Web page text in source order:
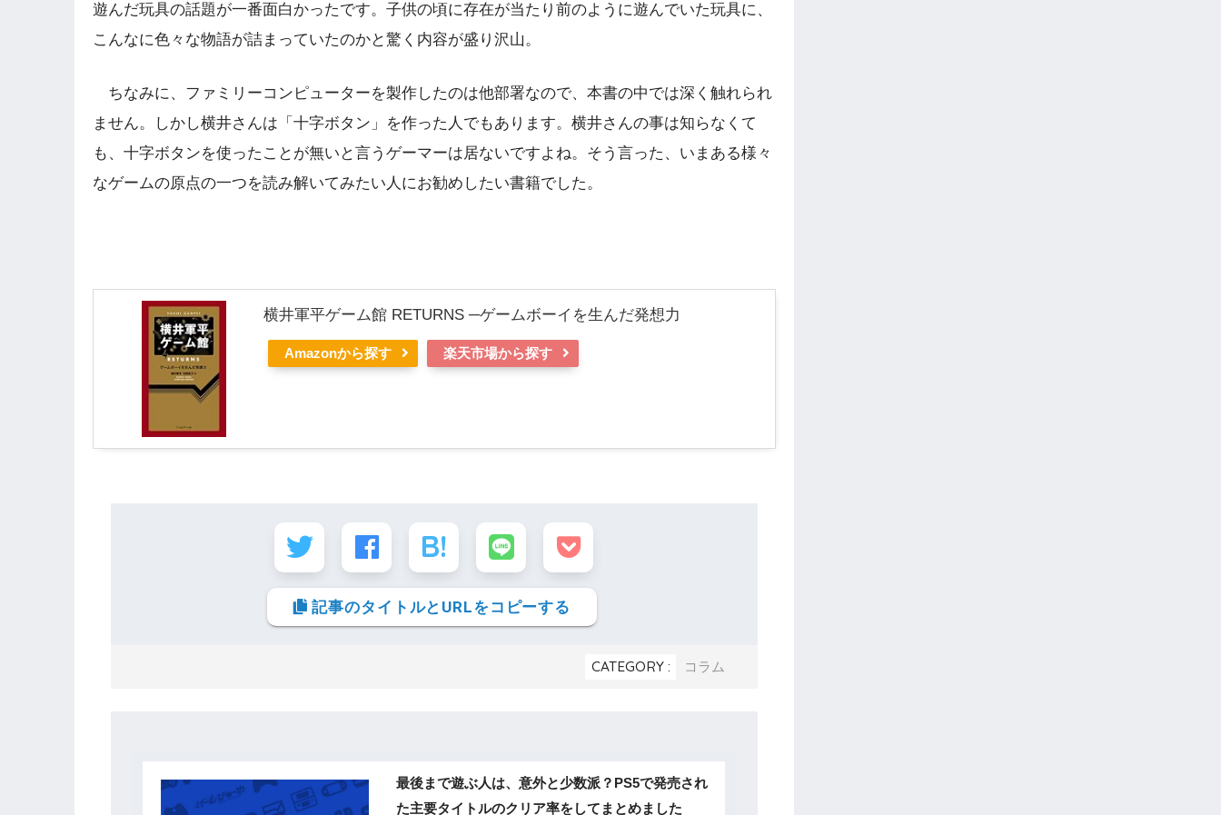
遊んだ玩具の話題が一番面白かったです。子供の頃に存在が当たり前のように遊んでいた玩具に、
こんなに色々な物語が詰まっていたのかと驚く内容が盛り沢山。
ちなみに、ファミリーコンピューターを製作したのは他部署なので、本書の中では深く触れられ
ません。しかし横井さんは「十字ボタン」を作った人でもあります。横井さんの事は知らなくて
も、十字ボタンを使ったことが無いと言うゲーマーは居ないですよね。そう言った、いまある様々
なゲームの原点の一つを読み解いてみたい人にお勧めしたい書籍でした。
横井軍平ゲーム館 RETURNS ─ゲームボーイを生んだ発想力
Amazonから探す 楽天市場から探す
記事のタイトルとURLをコピーする
CATEGORY : コラム
最後まで遊ぶ人は、意外と少数派？PS5で発売され
た主要タイトルのクリア率をしてまとめました